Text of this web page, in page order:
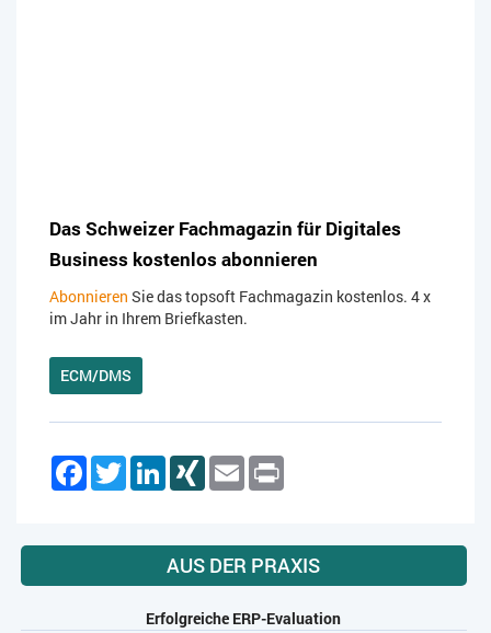
Das Schweizer Fachmagazin für Digitales
Business kostenlos abonnieren
Abonnieren Sie das topsoft Fachmagazin kostenlos. 4 x
im Jahr in Ihrem Briefkasten.
ECM/DMS
Facebook
TwitterLinkedInXING Email
AUS DER PRAXIS
Erfolgreiche ERP-Evaluation